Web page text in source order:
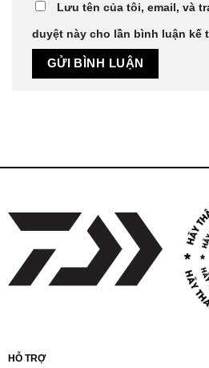
Lưu tên của tôi, email, và
duyệt này cho lần bình luận kế
HỖ TRỢ